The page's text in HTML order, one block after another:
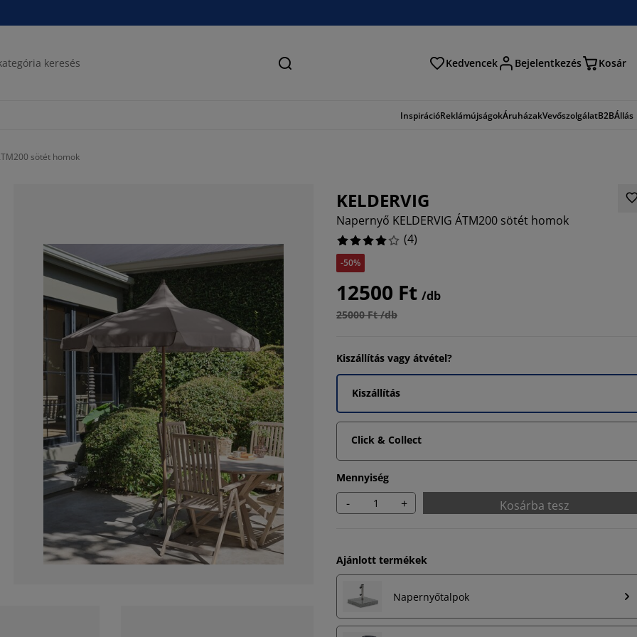
Keresés Kedvencek Bejelentkezés Kosár
InspirációReklámújságokÁruházakVevőszolgálatB2BÁllás
sötét homok
KELDERVIG
Napernyő KELDERVIG ÁTM200 sötét homok
(4)
-50%
12500 Ft /db
25000 Ft /db
Kiszállítás vagy átvétel?
Kiszállítás
Click & Collect
Mennyiség
- + Kosárba tesz
Ajánlott termékek
Napernyőtalpok